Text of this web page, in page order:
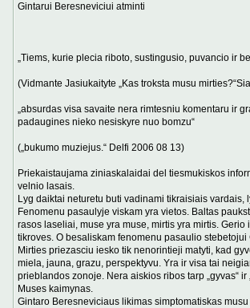
Gintarui Beresneviciui atminti
„Tiems, kurie plecia riboto, sustingusio, puvancio ir
(Vidmante Jasiukaityte „Kas troksta musu
„absurdas visa savaite nera rimtesniu komentaru ir
padaugines nieko nesiskyre nuo bomzu“
(„bukumo muziejus.“ Delfi 2006 08 13)
Priekaistaujama ziniaskalaidai del tiesmukiskos
velnio lasais.
Lyg daiktai neturetu buti vadinami tikraisiais
Fenomenu pasaulyje viskam yra vietos. Baltas
rasos laseliai, muse yra muse, mirtis yra mirtis.
tikroves. O besaliskam fenomenu pasaulio
Mirties priezasciu iesko tik nenorintieji matyti, kad
miela, jauna, grazu, perspektyvu. Yra ir visa tai
prieblandos zonoje. Nera aiskios ribos tarp „gyvas“
Muses kaimynas.
Gintaro Beresneviciaus likimas simptomatiskas